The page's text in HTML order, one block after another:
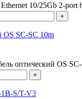
10/25Gb 2-port
+
OS SC-SC 10m
оптический OS
+
S/T-V3